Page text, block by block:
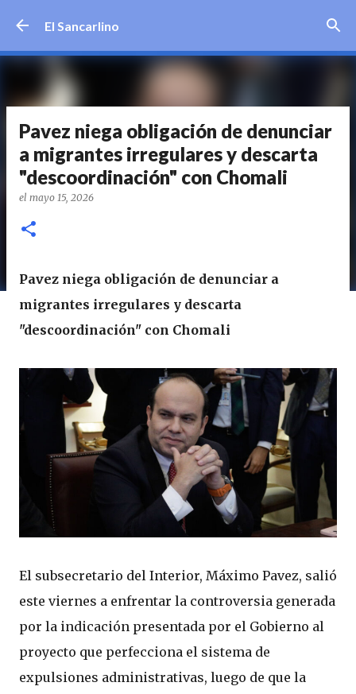
El Sancarlino
Pavez niega obligación de denunciar
a migrantes irregulares y descarta
"descoordinación" con Chomali
el mayo 15, 2026
Pavez niega obligación de denunciar a
migrantes irregulares y descarta
"descoordinación" con Chomali
El subsecretario del Interior, Máximo Pavez, salió
este viernes a enfrentar la controversia generada
por la indicación presentada por el Gobierno al
proyecto que perfecciona el sistema de
expulsiones administrativas, luego de que la